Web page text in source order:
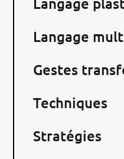
Langage
Gestes
Techniques
Stratégies